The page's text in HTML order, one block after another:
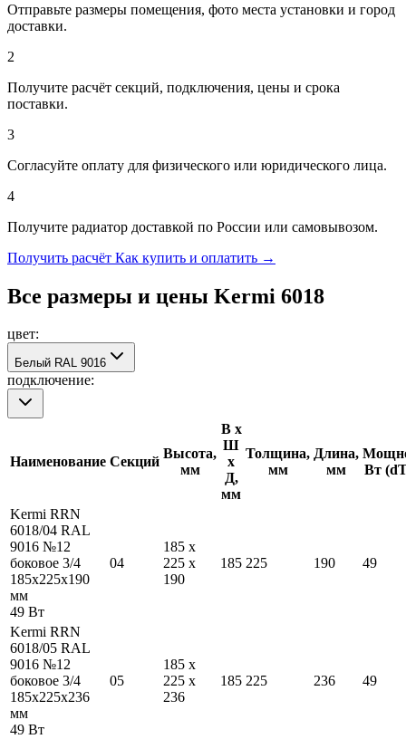
Отправьте размеры помещения, фото места установки и город
доставки.
2
Получите расчёт секций, подключения, цены и срока
поставки.
3
Согласуйте оплату для физического или юридического лица.
4
Получите радиатор доставкой по России или самовывозом.
Получить расчёт Как купить и оплатить →
Все размеры и цены Kermi 6018
цвет:
Белый RAL 9016
подключение:
Наименование Секций
Высота,
мм
В х
Ш
х
Д,
мм
Толщина,
мм
Длина,
мм
Вт
Kermi RRN
6018/04 RAL
9016 №12
боковое 3/4
185x225x190
мм
49 Вт
04
185 x
225 x
190
185 225 190 49
Kermi RRN
6018/05 RAL
9016 №12
боковое 3/4
185x225x236
мм
49 Вт
05
185 x
225 x
236
185 225 236 49